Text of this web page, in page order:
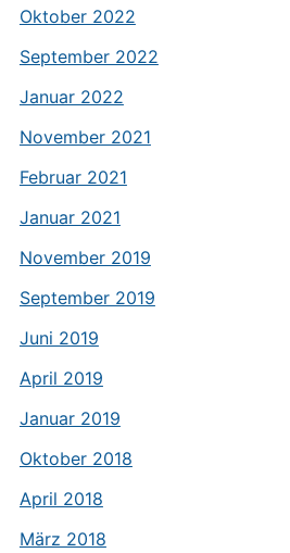
Oktober 2022
September 2022
Januar 2022
November 2021
Februar 2021
Januar 2021
November 2019
September 2019
Juni 2019
April 2019
Januar 2019
Oktober 2018
April 2018
März 2018